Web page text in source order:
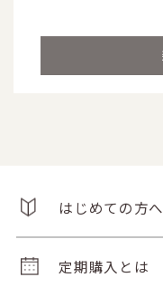
はじめての方へ
定期購入とは